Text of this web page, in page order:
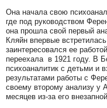
Она начала свою
где под руководством
она прошла свой первый
Кляйн впервые
заинтересовался ее
переехала в 1921 году. В
психоаналитик с детьми и
результатами работы с
своему второму анализу у
месяцев из-за его